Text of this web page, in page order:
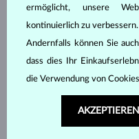
ermöglicht, unsere
kontinuierlich zu verbessern.
Andernfalls können Sie
dass dies Ihr
die Verwendung von